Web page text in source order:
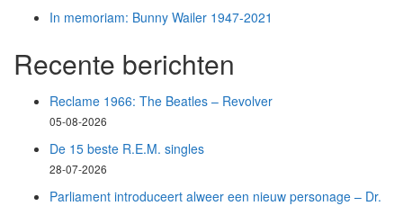
In memoriam: Bunny Wailer 1947-2021
Recente berichten
Reclame 1966: The Beatles – Revolver
05-08-2026
De 15 beste R.E.M. singles
28-07-2026
Parliament introduceert alweer een nieuw personage – Dr.